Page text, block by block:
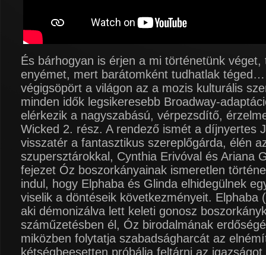
És bárhogyan is érjen a mi történetünk
enyémet, mert barátomként tudhatlak téged…
végigsöpört a világon az a mozis kulturális
minden idők legsikeresebb Broadway-
elérkezik a nagyszabású, vérpezsdítő,
Wicked 2. rész. A rendező ismét a díjnyertes
visszatér a fantasztikus szereplőgárda, élén
szupersztárokkal, Cynthia Erivóval és Ariana
fejezet Óz boszorkányainak ismeretlen
indul, hogy Elphaba és Glinda elhidegülnek
viselik a döntéseik következményeit. Elphaba
aki démonizálva lett keleti gonosz
száműzetésben él, Óz birodalmának
miközben folytatja szabadságharcát az
kétségbeesetten próbálja feltárni az